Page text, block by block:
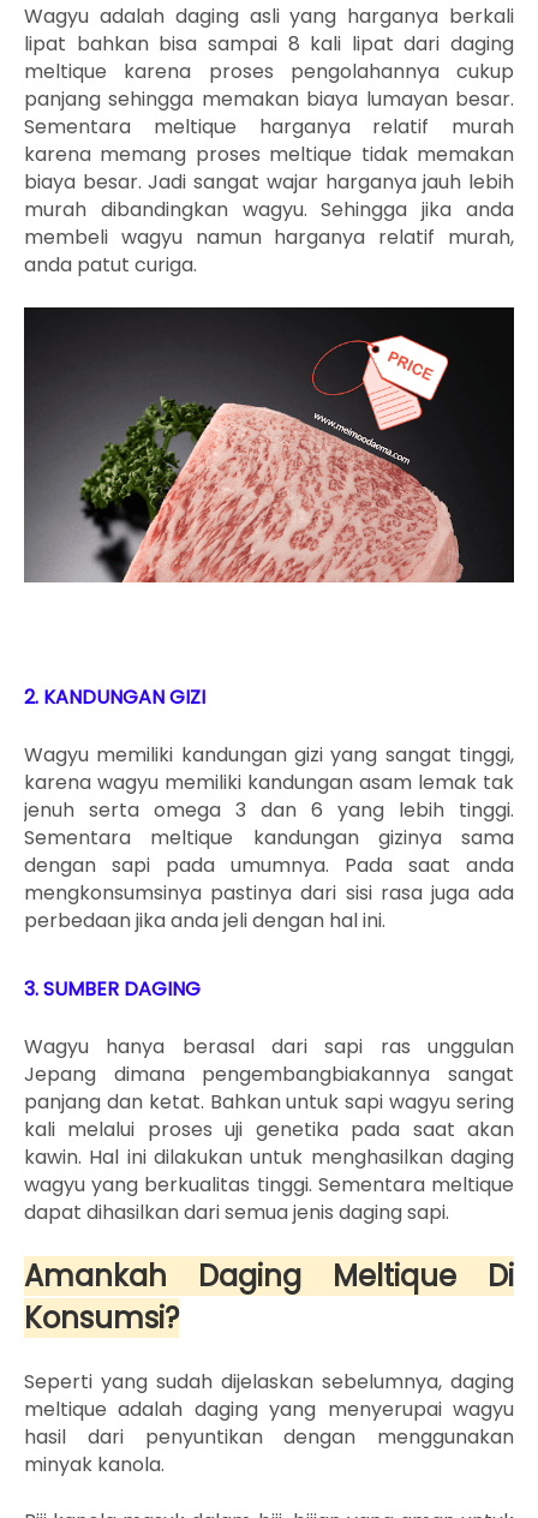
Wagyu adalah daging asli yang harganya berkali
lipat bahkan bisa sampai 8 kali lipat dari daging
meltique karena proses pengolahannya cukup
panjang sehingga memakan biaya lumayan besar.
Sementara meltique harganya relatif murah
karena memang proses meltique tidak memakan
biaya besar. Jadi sangat wajar harganya jauh lebih
murah dibandingkan wagyu. Sehingga jika anda
membeli wagyu namun harganya relatif murah,
anda patut curiga.
2. KANDUNGAN GIZI
Wagyu memiliki kandungan gizi yang sangat tinggi,
karena wagyu memiliki kandungan asam lemak tak
jenuh serta omega 3 dan 6 yang lebih tinggi.
Sementara meltique kandungan gizinya sama
dengan sapi pada umumnya. Pada saat anda
mengkonsumsinya pastinya dari sisi rasa juga ada
perbedaan jika anda jeli dengan hal ini.
3. SUMBER DAGING
Wagyu hanya berasal dari sapi ras unggulan
Jepang dimana pengembangbiakannya sangat
panjang dan ketat. Bahkan untuk sapi wagyu sering
kali melalui proses uji genetika pada saat akan
kawin. Hal ini dilakukan untuk menghasilkan daging
wagyu yang berkualitas tinggi. Sementara meltique
dapat dihasilkan dari semua jenis daging sapi.
Amankah Daging Meltique Di
Konsumsi?
Seperti yang sudah dijelaskan sebelumnya, daging
meltique adalah daging yang menyerupai wagyu
hasil dari penyuntikan dengan menggunakan
minyak kanola.